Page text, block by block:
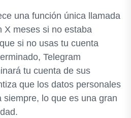
una función única llamada
X meses si no estaba
si no usas tu cuenta
Telegram
tu cuenta de sus
que los datos personales
siempre, lo que es una gran